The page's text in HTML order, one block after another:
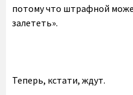
потому что штрафной
залететь».
Теперь, кстати, ждут.